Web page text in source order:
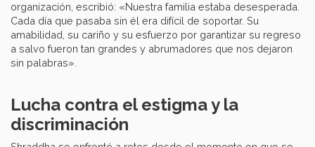
organización, escribió: «Nuestra familia estaba desesperada.
Cada día que pasaba sin él era difícil de soportar. Su
amabilidad, su cariño y su esfuerzo por garantizar su regreso
a salvo fueron tan grandes y abrumadores que nos dejaron
sin palabras».
Lucha contra el estigma y la
discriminación